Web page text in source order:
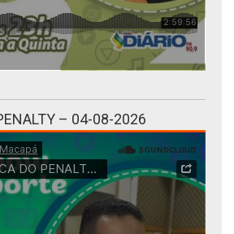
– 04-08-2026